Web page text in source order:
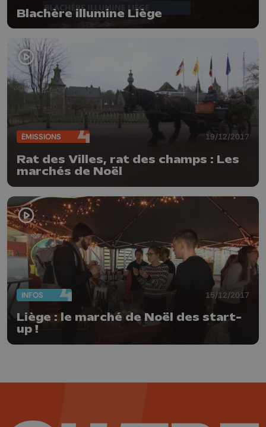
Blachère illumine Liège
ÉMISSIONS 19/12/2017
Rat des Villes, rat des champs : Les
marchés de Noël
INFOS 15/12/2017
Liège : le marché de Noël des start-
up !